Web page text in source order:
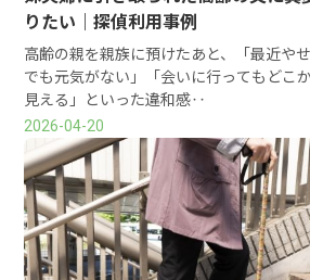
りたい｜探偵利用事例
高齢の親を親族に預けたあと、「最近や
でも元気がない」「会いに行ってもどこ
見える」といった違和感‥
2026-04-20